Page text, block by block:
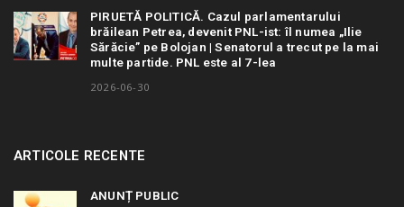
PIRUETĂ POLITICĂ. Cazul parlamentarului
brăilean Petrea, devenit PNL-ist: îl numea „Ilie
Sărăcie” pe Bolojan | Senatorul a trecut pe la mai
multe partide. PNL este al 7-lea
2026-06-30
ARTICOLE RECENTE
ANUNȚ PUBLIC